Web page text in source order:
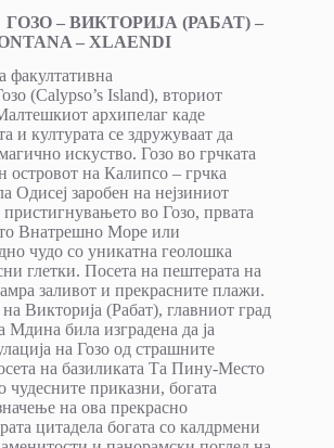
ГОЗО – ВИКТОРИЈА (РАБАТ) –
– XLAENDI
факултативна
(Calypso’s Island), вториот
архипелаг каде
и културата се здружуваат да
искуство. Гозо во грчката
островот на Калипсо – грчка
Одисеј заробен на нејзиниот
во Гозо, првата
Внатрешно Море или
чудо со уникатна геолошка
глетки. Посета на пештерата на
заливот и прекрасните плажи.
Викторија (Рабат), главниот град
Мдина била изградена да ја
на Гозо од страшните
на базиликата Та Пину-Место
чудесните приказни, богата
на ова прекрасно
цитадела богата со калдрмени